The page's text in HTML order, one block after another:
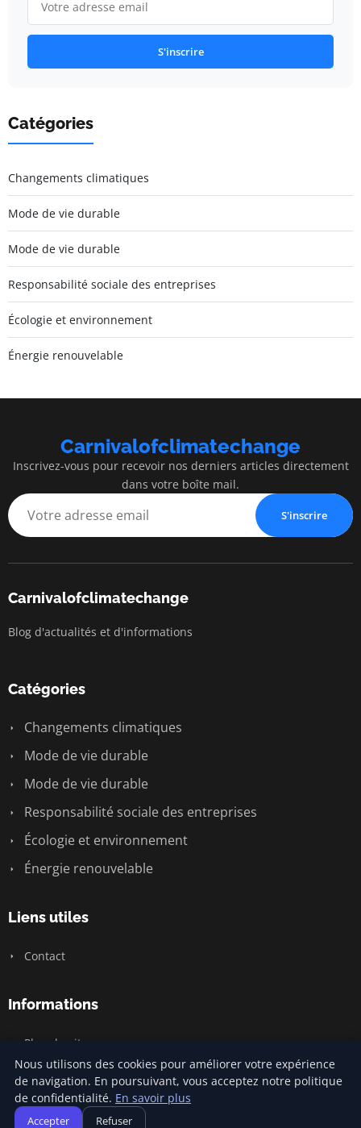
S'inscrire
Catégories
Changements climatiques
Mode de vie durable
Mode de vie durable
Responsabilité sociale des entreprises
Écologie et environnement
Énergie renouvelable
Carnivalofclimatechange
Inscrivez-vous pour recevoir nos derniers articles directement
dans votre boîte mail.
S'inscrire
Carnivalofclimatechange
Blog d'actualités et d'informations
Catégories
Changements climatiques
Mode de vie durable
Mode de vie durable
Responsabilité sociale des entreprises
Écologie et environnement
Énergie renouvelable
Liens utiles
Contact
Informations
Plan du site
© 2026 Carnivalofclimatechange. Tous droits réservés.
Nous utilisons des cookies pour améliorer votre expérience
de navigation. En poursuivant, vous acceptez notre politique
de confidentialité. En savoir plus
Accepter Refuser